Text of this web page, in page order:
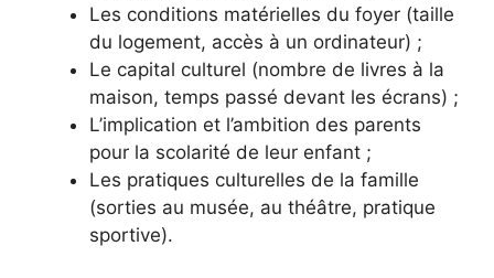
Les conditions matérielles du foyer (taille
du logement, accès à un ordinateur) ;
Le capital culturel (nombre de livres à la
maison, temps passé devant les écrans) ;
L’implication et l’ambition des parents
pour la scolarité de leur enfant ;
Les pratiques culturelles de la famille
(sorties au musée, au théâtre, pratique
sportive).